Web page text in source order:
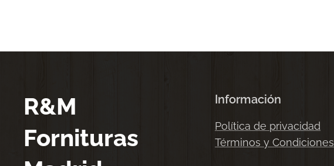
R&M
Fornituras
Información
Política de privacidad
Términos y Condiciones